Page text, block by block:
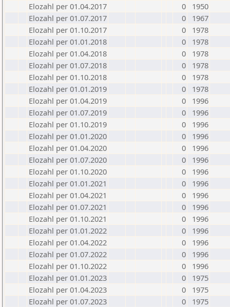
Elozahl per 01.04.2017
0
1950
Elozahl per 01.07.2017
0
1967
Elozahl per 01.10.2017
0
1978
Elozahl per 01.01.2018
0
1978
Elozahl per 01.04.2018
0
1978
Elozahl per 01.07.2018
0
1978
Elozahl per 01.10.2018
0
1978
Elozahl per 01.01.2019
0
1978
Elozahl per 01.04.2019
0
1996
Elozahl per 01.07.2019
0
1996
Elozahl per 01.10.2019
0
1996
Elozahl per 01.01.2020
0
1996
Elozahl per 01.04.2020
0
1996
Elozahl per 01.07.2020
0
1996
Elozahl per 01.10.2020
0
1996
Elozahl per 01.01.2021
0
1996
Elozahl per 01.04.2021
0
1996
Elozahl per 01.07.2021
0
1996
Elozahl per 01.10.2021
0
1996
Elozahl per 01.01.2022
0
1996
Elozahl per 01.04.2022
0
1996
Elozahl per 01.07.2022
0
1996
Elozahl per 01.10.2022
0
1996
Elozahl per 01.01.2023
0
1975
Elozahl per 01.04.2023
0
1975
Elozahl per 01.07.2023
0
1975